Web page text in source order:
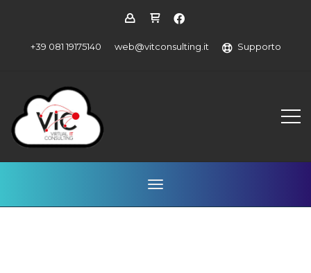
+39 081 19175140 web@vitconsulting.it Supporto
Attiva Navigazione